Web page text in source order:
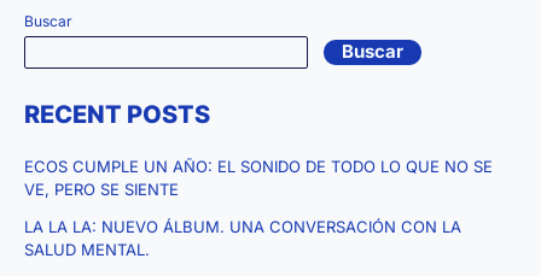
Propias
Ruinas»:
un
disco
novela
Buscar
Buscar
RECENT POSTS
ECOS CUMPLE UN AÑO: EL SONIDO DE TODO LO QUE NO SE
VE, PERO SE SIENTE
LA LA LA: NUEVO ÁLBUM. UNA CONVERSACIÓN CON LA
SALUD MENTAL.